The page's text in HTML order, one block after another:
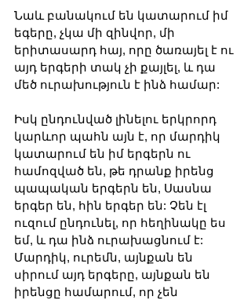
Նաև բանակում են կատարում իմ
եգերը, չկա մի զինվոր, մի
երիտասարդ հայ, որը ծառայել է ու
այդ երգերի տակ չի քայլել, և դա
մեծ ուրախություն է ինձ համար:
Իսկ ընդունված լինելու երկրորդ
կարևոր պահն այն է, որ մարդիկ
կատարում են իմ երգերն ու
համոզված են, թե դրանք իրենց
պապական երգերն են, Սասնա
երգեր են, հին երգեր են: Չեն էլ
ուզում ընդունել, որ հեղինակը ես
եմ, և դա ինձ ուրախացնում է:
Մարդիկ, ուրեմն, այնքան են
սիրում այդ երգերը, այնքան են
իրենցը համարում, որ չեն